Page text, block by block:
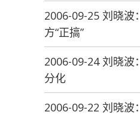
2006-09-25 刘晓波
方“正搞”
2006-09-24 刘晓波
分化
2006-09-22 刘晓波